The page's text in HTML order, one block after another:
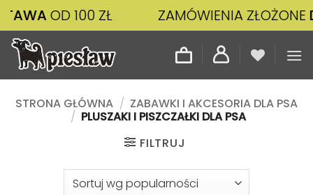
Przewiń
do
zawartości
100 ZŁ ZAMÓWIENIA ZŁOŻONEDO 14:00
STRONA GŁÓWNA / ZABAWKI I AKCESORIA DLA PSA
/ PLUSZAKI I PISZCZAŁKI DLA PSA
FILTRUJ